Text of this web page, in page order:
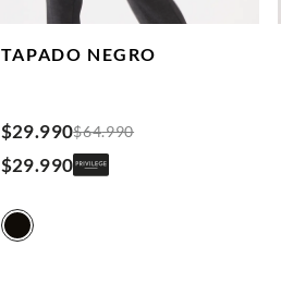
TAPADO NEGRO
$29.990$64.990
$29.990